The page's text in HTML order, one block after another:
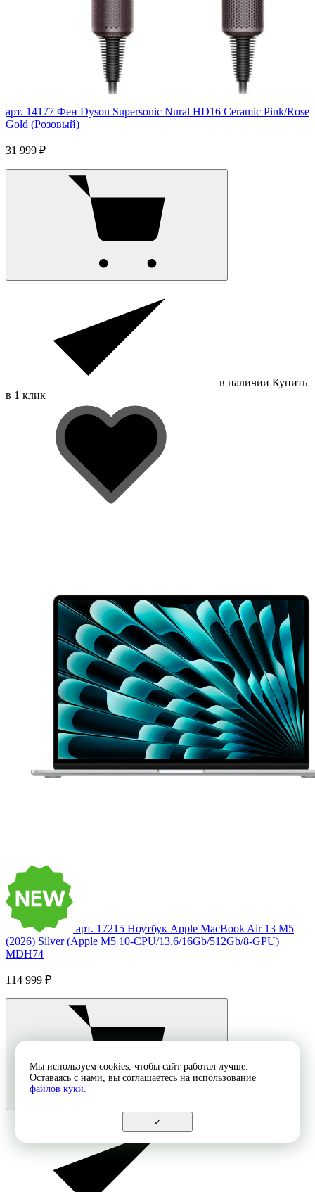
арт. 14177 Фен Dyson Supersonic Nural HD16 Ceramic Pink/Rose
Gold (Розовый)
31 999 ₽
в наличии Купить
в 1 клик
арт. 17215 Ноутбук Apple MacBook Air 13 M5
(2026) Silver (Apple M5 10-CPU/13.6/16Gb/512Gb/8-GPU)
MDH74
114 999 ₽
Мы используем cookies, чтобы сайт работал лучше.
Оставаясь с нами, вы соглашаетесь на использование
файлов куки.
✓